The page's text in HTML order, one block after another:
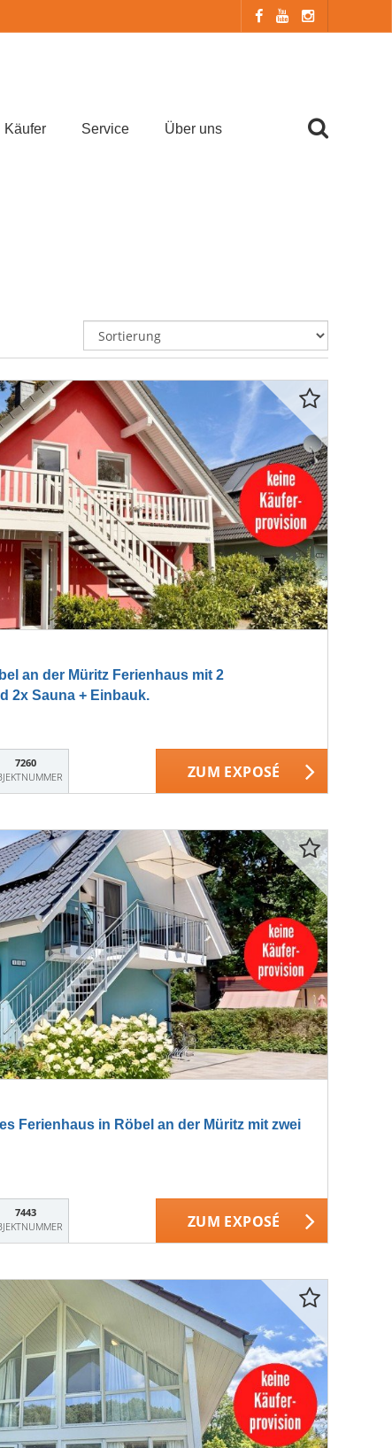
Käufer Service Über uns
an der Müritz Ferienhaus mit 2
2x Sauna + Einbauk.
7260
ZUM EXPOSÉ
Ferienhaus in Röbel an der Müritz mit zwei
7443
ZUM EXPOSÉ